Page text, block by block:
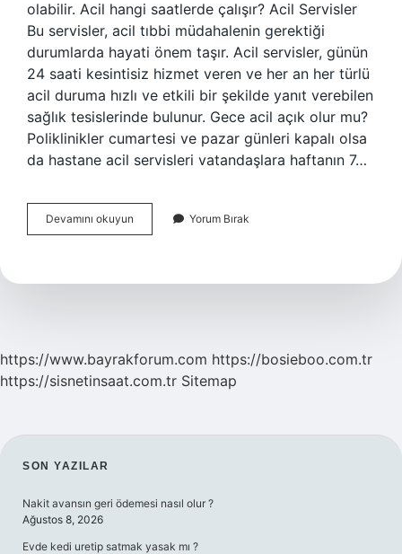
olabilir. Acil hangi saatlerde çalışır? Acil Servisler
Bu servisler, acil tıbbi müdahalenin gerektiği
durumlarda hayati önem taşır. Acil servisler, günün
24 saati kesintisiz hizmet veren ve her an her türlü
acil duruma hızlı ve etkili bir şekilde yanıt verebilen
sağlık tesislerinde bulunur. Gece acil açık olur mu?
Poliklinikler cumartesi ve pazar günleri kapalı olsa
da hastane acil servisleri vatandaşlara haftanın 7…
Devamını okuyun
Hangi
Yorum Bırak
https://www.bayrakforum.com https://bosieboo.com.tr
https://sisnetinsaat.com.tr Sitemap
SIDEBAR
SON YAZILAR
Nakit avansın geri ödemesi nasıl olur ?
Ağustos 8, 2026
Evde kedi uretip satmak yasak mı ?